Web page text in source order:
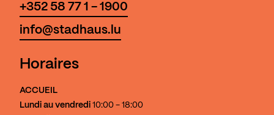
+352 58 77 1 - 1900
info@stadhaus.lu
Horaires
ACCUEIL
Lundi au vendredi 10:00 - 18:00